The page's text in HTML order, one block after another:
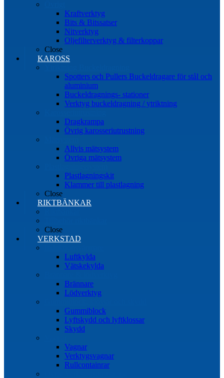
Kraftverktyg
Bits & Bitssatser
Nitverktyg
Oljefilterverktyg & filterkoppar
Close
KAROSS
Spotters och Pullers Buckeldragare för stål och
aluminium
Buckeldragnings- stationer
Verktyg buckeldragning / ytriktning
Dragkrampa
Övrig karosseriutrustning
Allvis mätsystem
Övriga mätsystem
Plastlagningskit
Klammer till plastlagning
Close
RIKTBÄNKAR
Close
VERKSTAD
Luftkylda
Vätskekylda
Brännare
Lödverktyg
Gummiblock
Lyftskydd och lyftklossar
Skydd
Vagnar
Verktygsvagnar
Rullcontainrar